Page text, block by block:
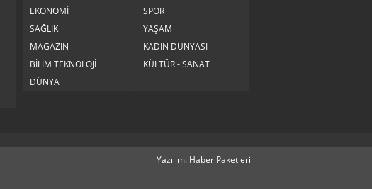
EKONOMİ
SPOR
SAĞLIK
YAŞAM
MAGAZİN
KADIN DÜNYASI
BİLİM TEKNOLOJİ
KÜLTÜR - SANAT
DÜNYA
Yazılım: Haber Paketleri